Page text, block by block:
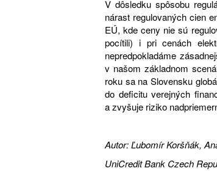
V dôsledku spôsobu
nárast regulovaných cien
EÚ, kde ceny nie sú
pocítili) i pri cenách
nepredpokladáme
v našom základnom
roku sa na Slovensku
do deficitu verejných
a zvyšuje riziko
Autor: Ľubomír Koršňák,
UniCredit Bank Czech